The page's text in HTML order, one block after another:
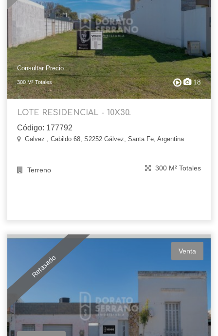
Consultar Precio
300 M² Totales 18
LOTE RESIDENCIAL - 10X30.
Código: 177792
Galvez , Cabildo 68, S2252 Gálvez, Santa Fe, Argentina
Terreno 300 M² Totales
Retasado
Venta